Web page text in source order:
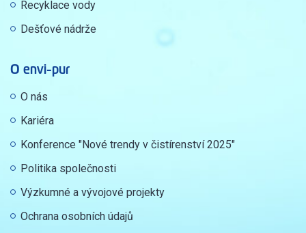
Recyklace vody
Dešťové nádrže
O envi-pur
O nás
Kariéra
Konference "Nové trendy v čistírenství 2025"
Politika společnosti
Výzkumné a vývojové projekty
Ochrana osobních údajů